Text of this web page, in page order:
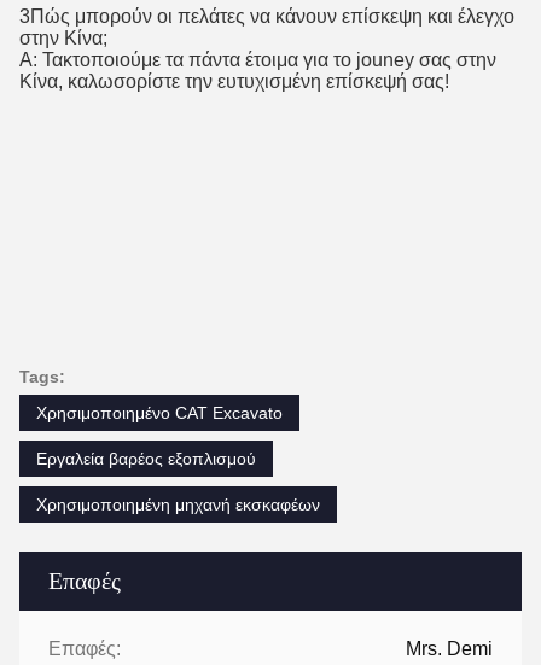
Επαφές
Επαφές: Mrs. Demi
3Πώς μπορούν οι πελάτες να κάνουν επίσκεψη και έλεγχο
στην Κίνα;
Α: Τακτοποιούμε τα πάντα έτοιμα για το jouney σας στην
Κίνα, καλωσορίστε την ευτυχισμένη επίσκεψή σας!
Tags:
Χρησιμοποιημένο CAT Excavato
Εργαλεία βαρέος εξοπλισμού
Χρησιμοποιημένη μηχανή εκσκαφέων